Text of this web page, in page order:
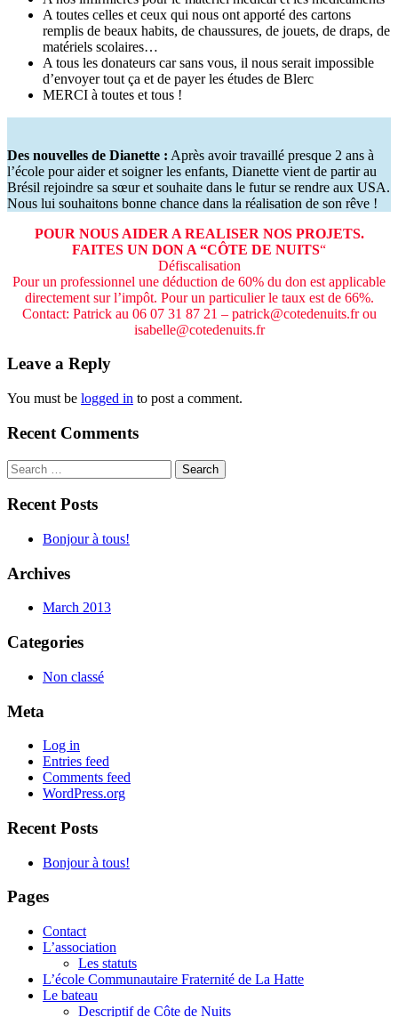
A toutes celles et ceux qui nous ont apporté des cartons
remplis de beaux habits, de chaussures, de jouets, de draps, de
matériels scolaires…
A tous les donateurs car sans vous, il nous serait impossible
d’envoyer tout ça et de payer les études de Blerc
MERCI à toutes et tous !
Des nouvelles de Dianette : Après avoir travaillé presque 2 ans à
l’école pour aider et soigner les enfants, Dianette vient de partir au
Brésil rejoindre sa sœur et souhaite dans le futur se rendre aux USA.
Nous lui souhaitons bonne chance dans la réalisation de son rêve !
POUR NOUS AIDER A REALISER NOS PROJETS.
FAITES UN DON A “CÔTE DE NUITS“
Défiscalisation
Pour un professionnel une déduction de 60% du don est applicable
directement sur l’impôt. Pour un particulier le taux est de 66%.
Contact: Patrick au 06 07 31 87 21 – patrick@cotedenuits.fr ou
isabelle@cotedenuits.fr
Leave a Reply
You must be logged in to post a comment.
Recent Comments
Search
for:
Recent Posts
Bonjour à tous!
Archives
March 2013
Categories
Non classé
Meta
Log in
Entries feed
Comments feed
WordPress.org
Recent Posts
Bonjour à tous!
Pages
Contact
L’association
Les statuts
L’école Communautaire Fraternité de La Hatte
Le bateau
Descriptif de Côte de Nuits